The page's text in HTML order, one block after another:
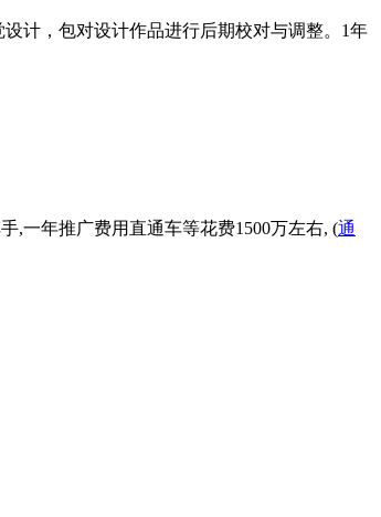
计，包对设计作品进行后期校对与调整。1年
,一年推广费用直通车等花费1500万左右, (通